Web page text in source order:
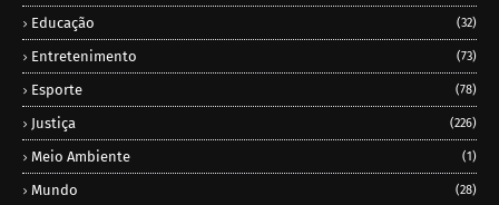
Educação (32)
Entretenimento (73)
Esporte (78)
Justiça (226)
Meio Ambiente (1)
Mundo (28)